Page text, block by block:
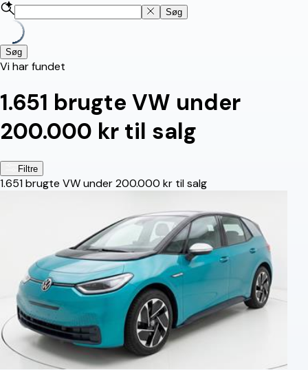
Søg
Søg
Vi har fundet
1.651 brugte VW under
200.000 kr til salg
Filtre
1.651brugte VW under 200.000 kr til salg